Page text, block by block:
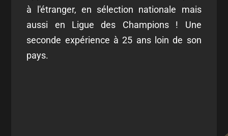
à l'étranger, en sélection nationale mais
aussi en Ligue des Champions ! Une
seconde expérience à 25 ans loin de son
pays.